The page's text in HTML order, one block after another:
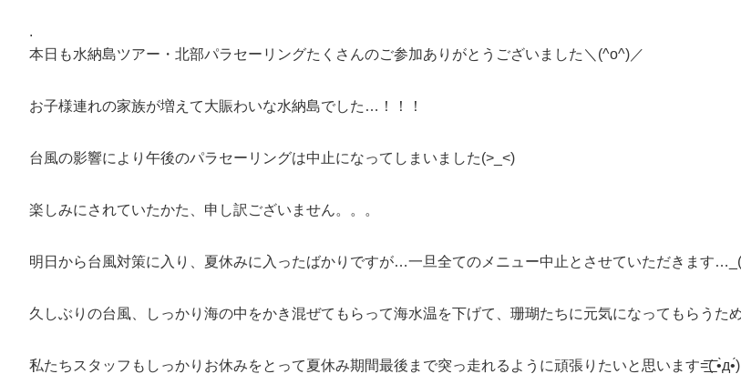
.
本日も水納島ツアー・北部パラセーリングたくさんのご参加ありがとうございました＼(^o^)／
お子様連れの家族が増えて大賑わいな水納島でした…！！！
台風の影響により午後のパラセーリングは中止になってしまいました(>_<)
楽しみにされていたかた、申し訳ございません。。。
明日から台風対策に入り、夏休みに入ったばかりですが…一旦全てのメニュー中止とさせていただきます
久しぶりの台風、しっかり海の中をかき混ぜてもらって海水温を下げて、珊瑚たちに元気になってもらうた
私たちスタッフもしっかりお休みをとって夏休み期間最後まで突っ走れるように頑張りたいと思います=͟͟͞͞( •̀д•́)